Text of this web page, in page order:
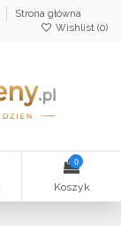
Strona główna
Wishlist (0)
0
Koszyk